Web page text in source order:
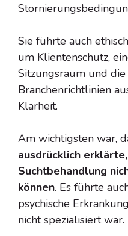
Sie führte auch
um Klientenschutz,
Sitzungsraum und
Branchenrichtlinien
Klarheit.
Am wichtigsten war,
ausdrücklich
Suchtbehandlung
können. Es führte
psychische
nicht spezialisiert war.